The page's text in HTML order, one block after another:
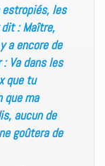
les
: Maître,
a encore de
Va dans les
que tu
que ma
aucun de
goûtera de